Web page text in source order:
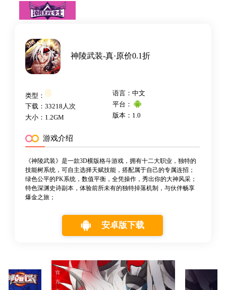
神陵武装-真·原价0.1折
类型：
下载：33218人次
大小：1.2GM
语言：中文
平台：
版本：1.0
游戏介绍
《神陵武装》是一款3D横版格斗游戏，拥有十二大职业，独特的
技能树系统，可自主选择天赋技能，搭配属于自己的专属连招；
绿色公平的PK系统，数值平衡，全凭操作，秀出你的大神风采；
特色深渊史诗副本，体验前所未有的独特掉落机制，与伙伴畅享
爆金之旅；
安卓版下载